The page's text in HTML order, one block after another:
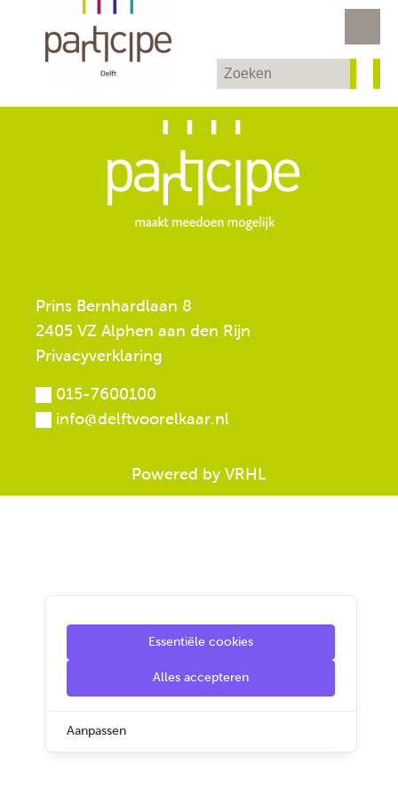
Prins Bernhardlaan 8
2405 VZ Alphen aan den Rijn
Privacyverklaring
015-7600100
info@delftvoorelkaar.nl
Powered by VRHL
Essentiële cookies
Alles accepteren
Aanpassen